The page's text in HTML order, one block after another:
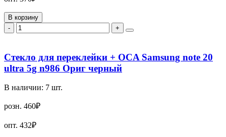
В корзину
-
+
Стекло для переклейки + OCA Samsung note 20
ultra 5g n986 Ориг черный
В наличии: 7 шт.
розн. 460₽
опт. 432₽